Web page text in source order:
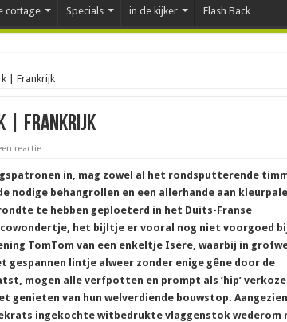
cottage Specials in de kijker Flash Back
| Frankrijk
| Frankrijk
reactie
in, mag zowel al het rondsputterende
nodige behangrollen en een allerhande aan
te hebben geploeterd in het Duits-Franse
het bijltje er vooral nog niet voorgoed
TomTom van een enkeltje Isère, waarbij in
gespannen lintje alweer zonder enige gêne door de
mogen alle verfpotten en prompt als ‘hip’
genieten van hun welverdiende bouwstop. Aangezien
ingekochte witbedrukte vlaggenstok wederom